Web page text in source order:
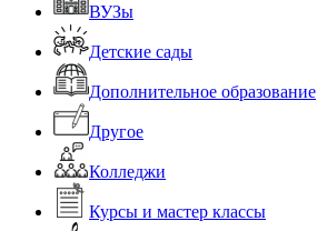
ВУЗы
Детские сады
Дополнительное образование
Другое
Колледжи
Курсы и мастер классы